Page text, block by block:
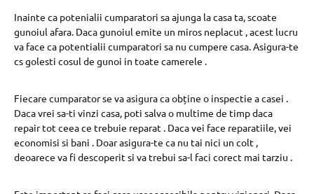
Inainte ca potenialii cumparatori sa ajunga la casa ta, scoate
gunoiul afara. Daca gunoiul emite un miros neplacut , acest lucru
va face ca potentialii cumparatori sa nu cumpere casa. Asigura-te
cs golesti cosul de gunoi in toate camerele .
Fiecare cumparator se va asigura ca obține o inspectie a casei .
Daca vrei sa-ti vinzi casa, poti salva o multime de timp daca
repair tot ceea ce trebuie reparat . Daca vei face reparatiile, vei
economisi si bani . Doar asigura-te ca nu tai nici un colt ,
deoarece va fi descoperit si va trebui sa-l faci corect mai tarziu .